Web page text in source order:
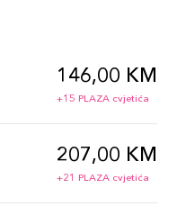
146,00 KM
+15 PLAZA cvjetića
207,00 KM
+21 PLAZA cvjetića